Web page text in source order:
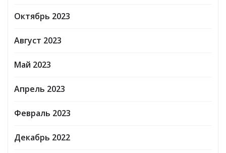
Октябрь 2023
Август 2023
Май 2023
Апрель 2023
Февраль 2023
Декабрь 2022